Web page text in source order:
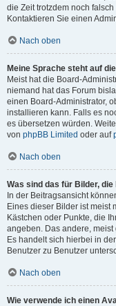
die Zeit trotzdem noch
Kontaktieren Sie einen
Nach oben
Meine Sprache steht auf
Meist hat die Board-
niemand hat das Forum
einen Board-Administrator,
installieren kann. Falls es
es übersetzen würden.
von phpBB Limited oder auf
Nach oben
Was sind das für Bilder,
In der Beitragsansicht
Eines dieser Bilder ist meist
Kästchen oder Punkte, die
angeben. Das andere, meist
Es handelt sich hierbei in
Benutzer zu Benutzer
Nach oben
Wie verwende ich einen